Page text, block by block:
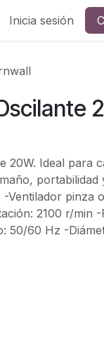
Inicia sesión
20W. Ideal para
portabilidad
Ventilador pinza
2100 r/min -
50/60 Hz -